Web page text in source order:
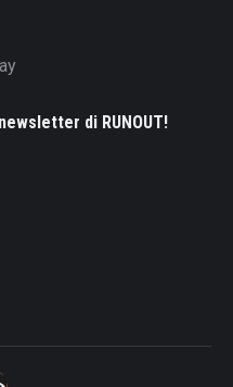
di RUNOUT!